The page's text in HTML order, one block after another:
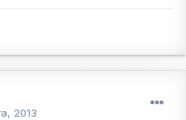
2013